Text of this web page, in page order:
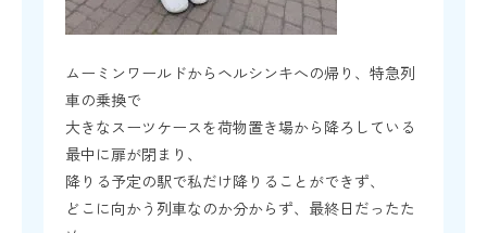
ムーミンワールドからヘルシンキへの帰り、特急列
車の乗換で
大きなスーツケースを荷物置き場から降ろしている
最中に扉が閉まり、
降りる予定の駅で私だけ降りることができず、
どこに向かう列車なのか分からず、最終日だったた